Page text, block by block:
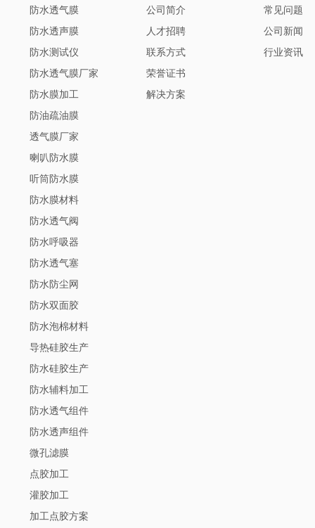
防水透气膜
防水透声膜
防水测试仪
防水透气膜厂家
防水膜加工
防油疏油膜
透气膜厂家
喇叭防水膜
听筒防水膜
防水膜材料
防水透气阀
防水呼吸器
防水透气塞
防水防尘网
防水双面胶
防水泡棉材料
导热硅胶生产
防水硅胶生产
防水辅料加工
防水透气组件
防水透声组件
微孔滤膜
点胶加工
灌胶加工
加工点胶方案
公司简介
人才招聘
联系方式
荣誉证书
解决方案
常见问题
公司新闻
行业资讯